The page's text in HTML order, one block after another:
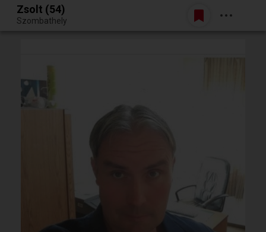
Egy jó randiból bármi lehet.
Belépés
Zsolt (54)
Szombathely